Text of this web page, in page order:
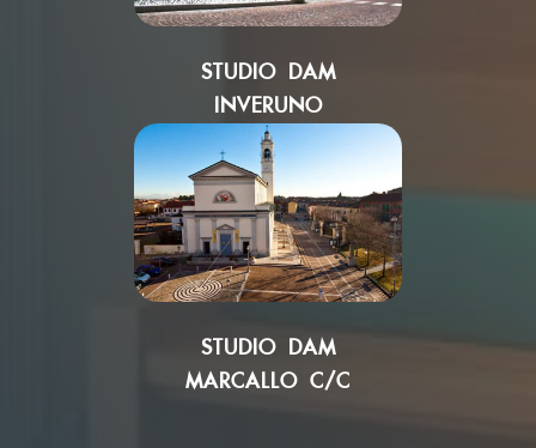
STUDIO DAM
INVERUNO
STUDIO DAM
MARCALLO C/C